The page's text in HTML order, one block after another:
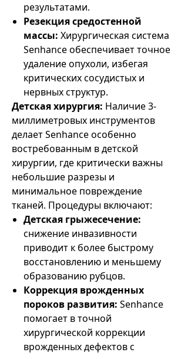
результатами.
Резекция средостенной
массы: Хирургическая система
Senhance обеспечивает точное
удаление опухоли, избегая
критических сосудистых и
нервных структур.
Детская хирургия: Наличие 3-
миллиметровых инструментов
делает Senhance особенно
востребованным в детской
хирургии, где критически важны
небольшие разрезы и
минимальное повреждение
тканей. Процедуры включают:
Детская грыжесечение:
снижение инвазивности
приводит к более быстрому
восстановлению и меньшему
образованию рубцов.
Коррекция врожденных
пороков развития: Senhance
помогает в точной
хирургической коррекции
врожденных дефектов с